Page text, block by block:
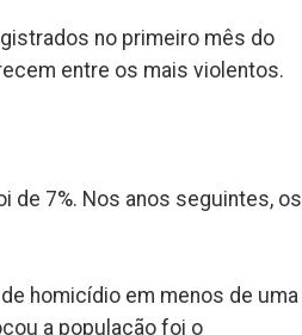
no primeiro mês do
entre os mais violentos.
de 7%. Nos anos seguintes, os
homicídio em menos de uma
a população foi o